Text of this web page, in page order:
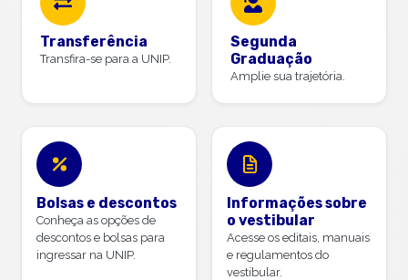
Transferência
Transfira-se para a UNIP.
Segunda
Graduação
Amplie sua trajetória.
Bolsas e descontos
Conheça as opções de
descontos e bolsas para
ingressar na UNIP.
Informações sobre
o vestibular
Acesse os editais, manuais
e regulamentos do
vestibular.